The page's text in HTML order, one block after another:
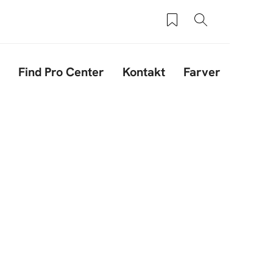
Saved products
Søg
Find Pro Center Kontakt Farver